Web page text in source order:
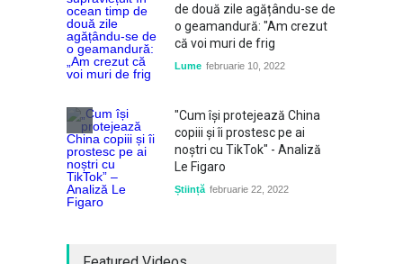
de două zile agățându-se de
o geamandură: "Am crezut
că voi muri de frig
Lume februarie 10, 2022
"Cum își protejează China
copiii și îi prostesc pe ai
noștri cu TikTok" - Analiză
Le Figaro
Știință februarie 22, 2022